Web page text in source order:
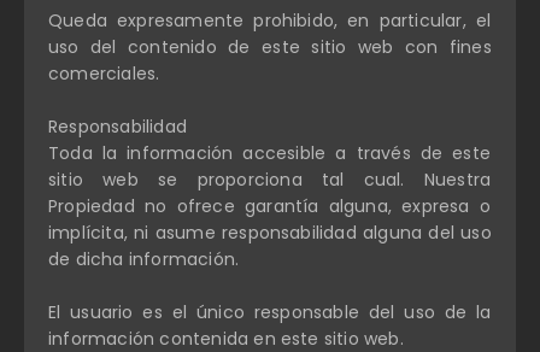
Queda expresamente prohibido, en particular, el
uso del contenido de este sitio web con fines
comerciales.
Responsabilidad
Toda la información accesible a través de este
sitio web se proporciona tal cual. Nuestra
Propiedad no ofrece garantía alguna, expresa o
implícita, ni asume responsabilidad alguna del uso
de dicha información.
El usuario es el único responsable del uso de la
información contenida en este sitio web.